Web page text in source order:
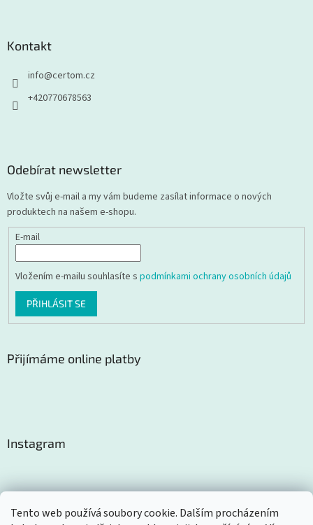
Tento web používá soubory cookie. Dalším procházením
Kontakt
info@certom.cz
+420770678563
Odebírat newsletter
Vložte svůj e-mail a my vám budeme zasílat informace o nových
produktech na našem e-shopu.
E-mail
Vložením e-mailu souhlasíte s podmínkami ochrany osobních údajů
PŘIHLÁSIT SE
Přijímáme online platby
Instagram